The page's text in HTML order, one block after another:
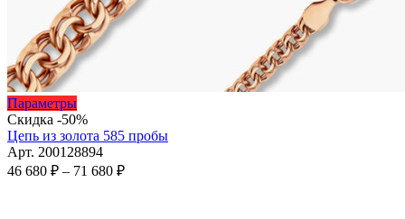
ПараметрыЭтот
товар
имеет
несколько
вариаций.
Скидка -50%
Цепь из золота 585 пробы
Арт. 200128894
46 680 ₽ – 71 680 ₽Диапазон